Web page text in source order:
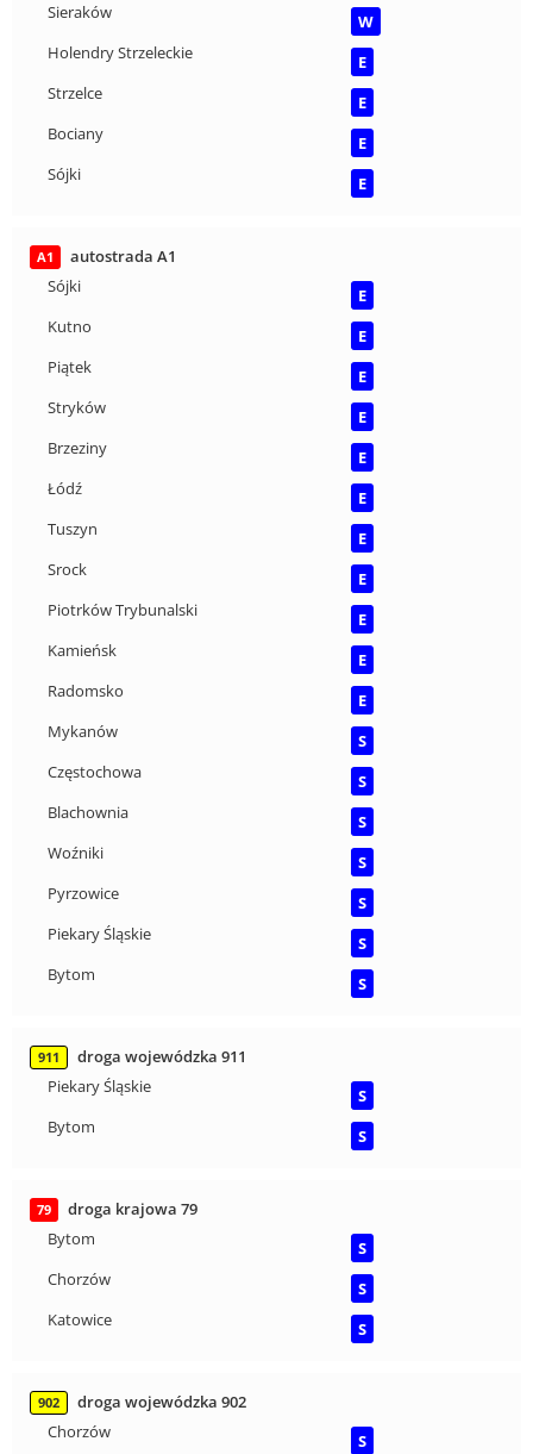
Sieraków
W
Holendry Strzeleckie
E
Strzelce
E
Bociany
E
Sójki
E
A1
autostrada A1
Sójki
E
Kutno
E
Piątek
E
Stryków
E
Brzeziny
E
Łódź
E
Tuszyn
E
Srock
E
Piotrków Trybunalski
E
Kamieńsk
E
Radomsko
E
Mykanów
S
Częstochowa
S
Blachownia
S
Woźniki
S
Pyrzowice
S
Piekary Śląskie
S
Bytom
S
911
droga wojewódzka 911
Piekary Śląskie
S
Bytom
S
79
droga krajowa 79
Bytom
S
Chorzów
S
Katowice
S
902
droga wojewódzka 902
Chorzów
S